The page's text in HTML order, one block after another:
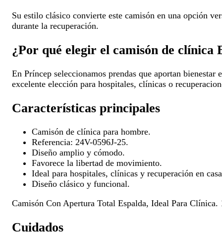
Su estilo clásico convierte este camisón en una opción
durante la recuperación.
¿Por qué elegir el camisón de clínica
En Príncep seleccionamos prendas que aportan
excelente elección para hospitales, clínicas o
Características principales
Camisón de clínica para hombre.
Referencia: 24V-0596J-25.
Diseño amplio y cómodo.
Favorece la libertad de movimiento.
Ideal para hospitales, clínicas y recuperación en
Diseño clásico y funcional.
Camisón Con Apertura Total Espalda, Ideal Para Clínica.
Cuidados